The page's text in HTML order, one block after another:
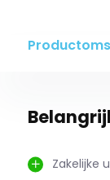
Zakelijke